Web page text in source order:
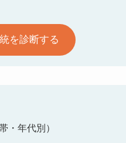
を診断する
・年代別）